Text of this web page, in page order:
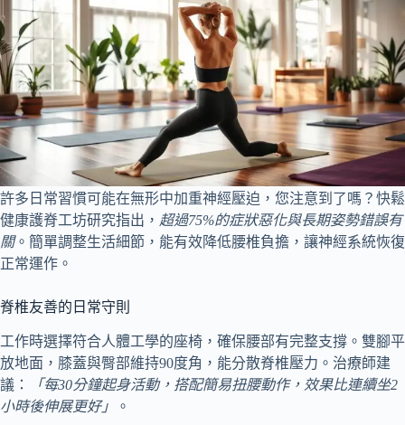
許多日常習慣可能在無形中加重神經壓迫，您注意到了嗎？快鬆
健康護脊工坊研究指出， 超過75%的症狀惡化與長期姿勢錯誤有
關。簡單調整生活細節，能有效降低腰椎負擔，讓神經系統恢復
正常運作。
脊椎友善的日常守則
工作時選擇符合人體工學的座椅，確保腰部有完整支撐。雙腳平
放地面，膝蓋與臀部維持90度角，能分散脊椎壓力。治療師建
議：
「每30分鐘起身活動，搭配簡易扭腰動作，效果比連續坐2
小時後伸展更好」
。